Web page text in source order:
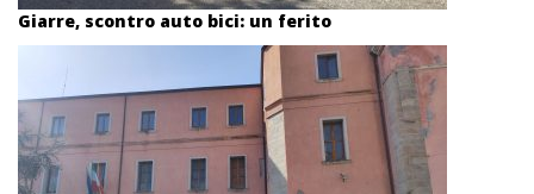
Giarre, scontro auto bici: un ferito